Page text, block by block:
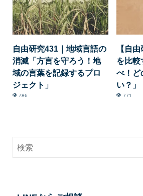
自由研究431｜地域言語の
消滅「方言を守ろう！地
域の言葉を記録するプロ
ジェクト」
786
【自
を比較
べ！ど
い？」
771